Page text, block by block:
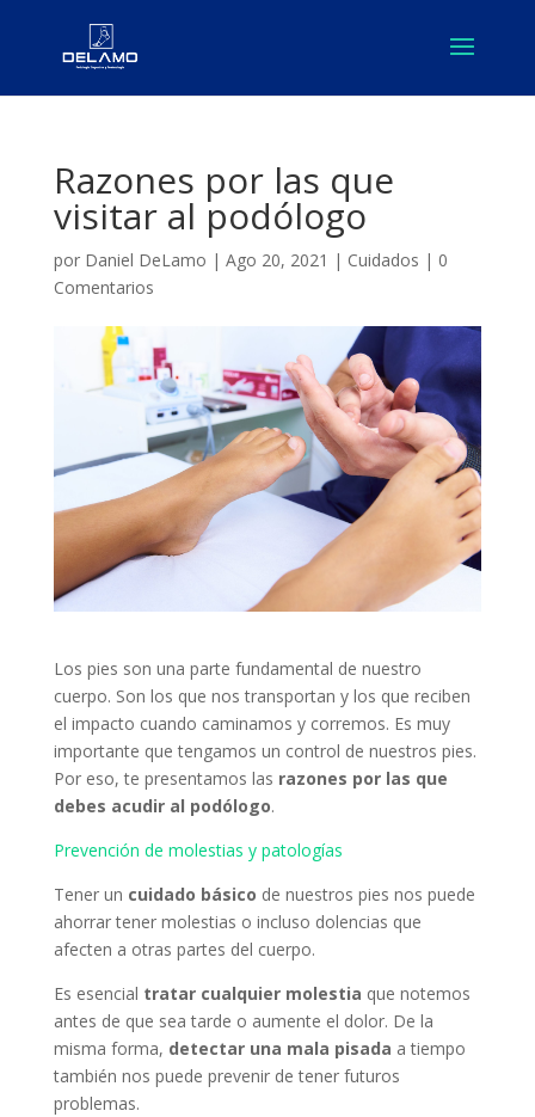
Razones por las que
visitar al podólogo
por Daniel DeLamo | Ago 20, 2021 | Cuidados | 0
Comentarios
Los pies son una parte fundamental de nuestro
cuerpo. Son los que nos transportan y los que reciben
el impacto cuando caminamos y corremos. Es muy
importante que tengamos un control de nuestros pies.
Por eso, te presentamos las razones por las que
debes acudir al podólogo.
Prevención de molestias y patologías
Tener un cuidado básico de nuestros pies nos puede
ahorrar tener molestias o incluso dolencias que
afecten a otras partes del cuerpo.
Es esencial tratar cualquier molestia que notemos
antes de que sea tarde o aumente el dolor. De la
misma forma, detectar una mala pisada a tiempo
también nos puede prevenir de tener futuros
problemas.